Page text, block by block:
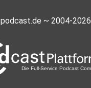
podcast.de ~ 2004-2026